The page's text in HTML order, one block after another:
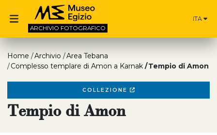
ARCHIVIO FOTOGRAFICO
ITA
Home Archivio
Area Tebana
Complesso templare di Amon a Karnak
Tempio di Amon
COLLEZIONE
Tempio di Amon